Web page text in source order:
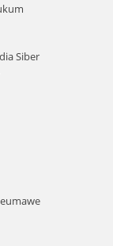
Siber